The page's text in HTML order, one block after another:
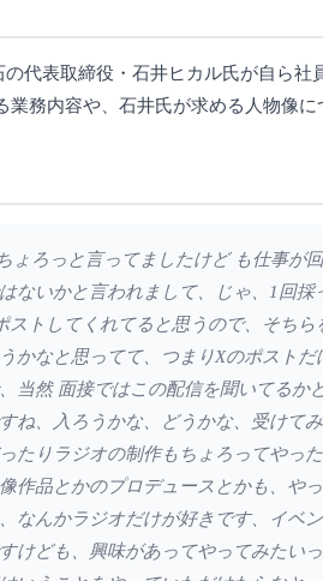
代表取締役・石井ヒカル氏が自ら
務内容や、石井氏が求める人物像
ょろっと言ってましたけど も仕事
ないかと言われまして、じゃ、1回
トしてくれてると思うので、そち
かなと思ってて、つまりXのポスト
当然 面接ではこの配信を聞いてる
ね、入ろうかな、どうかな、受けて
たりラジオの制作もちょろってやっ
作品とかのプロデュースとかも、や
なんかラジオだけが好きです、イベ
けども、興味があってやってみたい